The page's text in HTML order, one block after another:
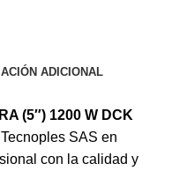
ADICIONAL
(5″) 1200 W DCK
SAS en
con la calidad y